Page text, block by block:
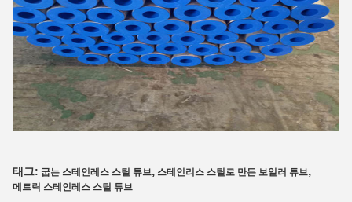
태그: 굽는 스테인레스 스틸 튜브, 스테인리스 스틸로 만든 보일러 튜브,
메트릭 스테인레스 스틸 튜브